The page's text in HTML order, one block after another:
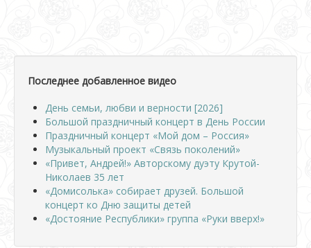
Последнее добавленное видео
День семьи, любви и верности [2026]
Большой праздничный концерт в День России
Праздничный концерт «Мой дом – Россия»
Музыкальный проект «Связь поколений»
«Привет, Андрей!» Авторскому дуэту Крутой-
Николаев 35 лет
«Домисолька» собирает друзей. Большой
концерт ко Дню защиты детей
«Достояние Республики» группа «Руки вверх!»